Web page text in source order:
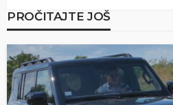
PROČITAJTE JOŠ